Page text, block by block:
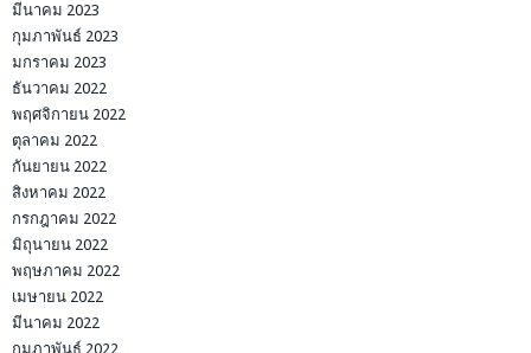
มีนาคม 2023
กุมภาพันธ์ 2023
มกราคม 2023
ธันวาคม 2022
พฤศจิกายน 2022
ตุลาคม 2022
กันยายน 2022
สิงหาคม 2022
กรกฎาคม 2022
มิถุนายน 2022
พฤษภาคม 2022
เมษายน 2022
มีนาคม 2022
กุมภาพันธ์ 2022